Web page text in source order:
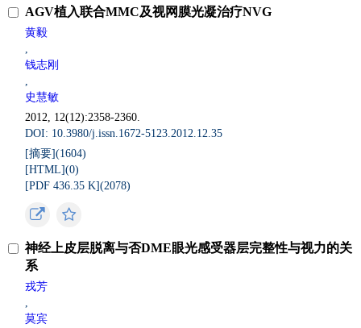
AGV植入联合MMC及视网膜光凝治疗NVG
黄毅
,
钱志刚
,
史慧敏
2012, 12(12):2358-2360.
DOI: 10.3980/j.issn.1672-5123.2012.12.35
[摘要](1604)
[HTML](0)
[PDF 436.35 K](2078)
神经上皮层脱离与否DME眼光感受器层完整性与视力的关
系
戎芳
,
莫宾